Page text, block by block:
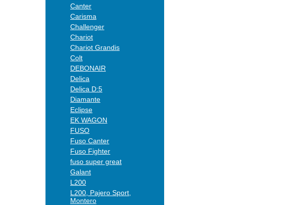
Canter
Carisma
Challenger
Chariot
Chariot Grandis
Colt
DEBONAIR
Delica
Delica D:5
Diamante
Eclipse
EK WAGON
FUSO
Fuso Canter
Fuso Fighter
fuso super great
Galant
L200
L200, Pajero Sport,
Montero